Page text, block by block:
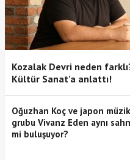
Kozalak Devri neden
Kültür Sanat'a anlattı!
Oğuzhan Koç ve japon müzik
grubu Vivanz Eden aynı
mi buluşuyor?